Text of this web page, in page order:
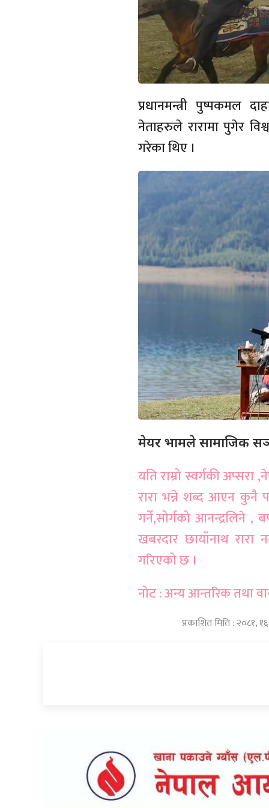
प्रधानमन्त्री पुष्पकमल
नेताहरुले रारामा पुगेर
गरेका थिए ।
मेयर भामले सामाजिक
यति राम्रो स्वर्गकी
रारा भन्ने शब्द आएन कुनै
गर्ने,सोर्गको आनन्द्रलिने ,
खबरदार छायाँनाथ रारा
गरिएको छ ।
नोट : अन्य आन्तरिक तथा
प्रकाशित मिति : २०८१,